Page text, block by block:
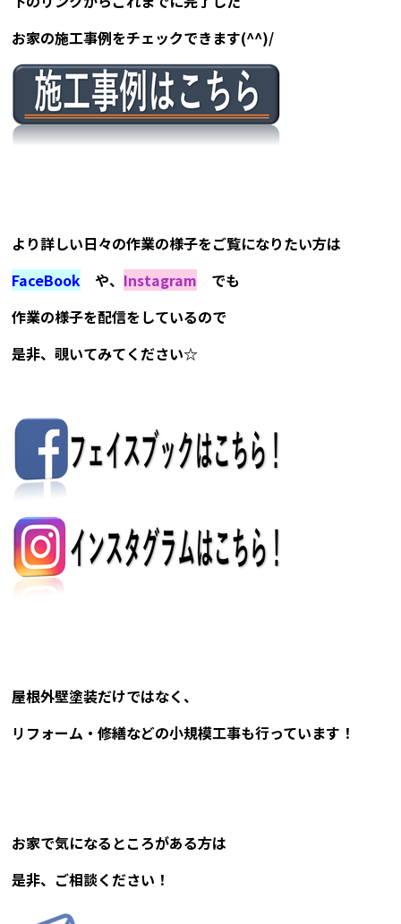
お家の施工事例をチェックできます(^^)/
より詳しい日々の作業の様子をご覧になりたい方は
FaceBook や、 Instagram でも
作業の様子を配信をしているので
是非、覗いてみてください☆
屋根外壁塗装だけではなく、
リフォーム・修繕などの小規模工事も行っています！
お家で気になるところがある方は
是非、ご相談ください！